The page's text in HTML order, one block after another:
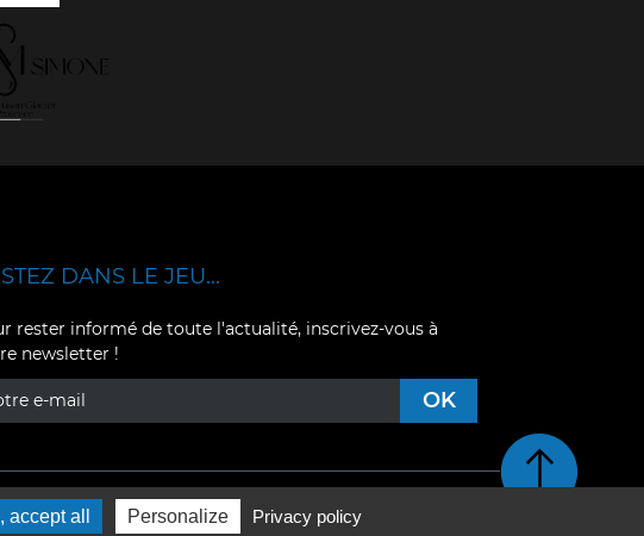
DANS LE JEU...
rester informé de toute l'actualité, inscrivez-vous à
newsletter !
Retour en haut de page
accept all Personalize Privacy policy